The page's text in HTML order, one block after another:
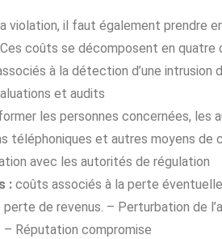
violation, il faut également prendre
coûts se décomposent en quatre
à la détection d’une intrusion
et audits
les personnes concernées, les
téléphoniques et autres moyens
avec les autorités de régulation
: coûts associés à la perte
perte de revenus. – Perturbation de
– Réputation compromise